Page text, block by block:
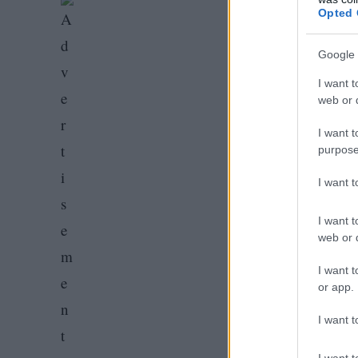
Opted
Google
I want
web or
I want
I want
I want
web or
I want
or app.
I want